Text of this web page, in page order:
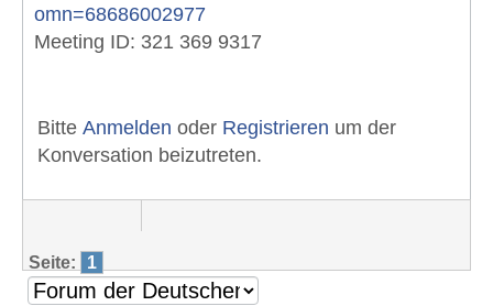
omn=68686002977
Meeting ID: 321 369 9317
Bitte Anmelden oder Registrieren um der
Konversation beizutreten.
Seite: 1